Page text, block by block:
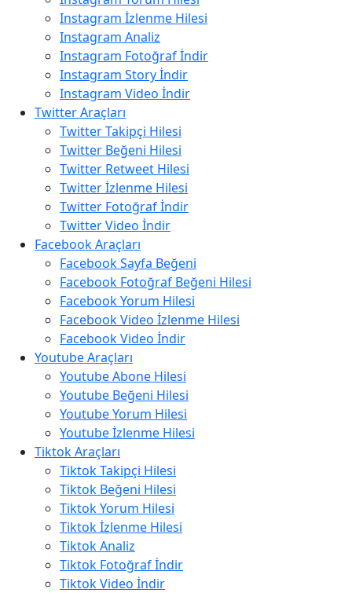
Instagram İzlenme Hilesi
Instagram Analiz
Instagram Fotoğraf İndir
Instagram Story İndir
Instagram Video İndir
Twitter Araçları
Twitter Takipçi Hilesi
Twitter Beğeni Hilesi
Twitter Retweet Hilesi
Twitter İzlenme Hilesi
Twitter Fotoğraf İndir
Twitter Video İndir
Facebook Araçları
Facebook Sayfa Beğeni
Facebook Fotoğraf Beğeni Hilesi
Facebook Yorum Hilesi
Facebook Video İzlenme Hilesi
Facebook Video İndir
Youtube Araçları
Youtube Abone Hilesi
Youtube Beğeni Hilesi
Youtube Yorum Hilesi
Youtube İzlenme Hilesi
Tiktok Araçları
Tiktok Takipçi Hilesi
Tiktok Beğeni Hilesi
Tiktok Yorum Hilesi
Tiktok İzlenme Hilesi
Tiktok Analiz
Tiktok Fotoğraf İndir
Tiktok Video İndir